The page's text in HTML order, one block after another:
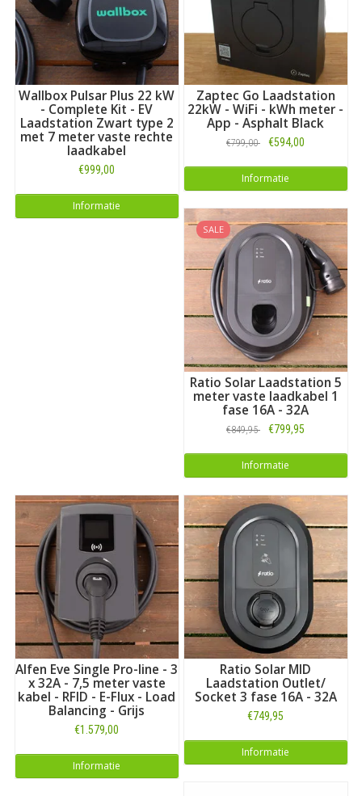
Wallbox Pulsar Plus 22 kW
- Complete Kit - EV
Laadstation Zwart type 2
met 7 meter vaste rechte
laadkabel
€999,00
Informatie
Zaptec Go Laadstation
22kW - WiFi - kWh meter -
App - Asphalt Black
€799,00 €594,00
Informatie
SALE
Ratio Solar Laadstation 5
meter vaste laadkabel 1
fase 16A - 32A
€849,95 €799,95
Informatie
Alfen Eve Single Pro-line - 3
x 32A - 7,5 meter vaste
kabel - RFID - E-Flux - Load
Balancing - Grijs
€1.579,00
Informatie
Ratio Solar MID
Laadstation Outlet/
Socket 3 fase 16A - 32A
€749,95
Informatie